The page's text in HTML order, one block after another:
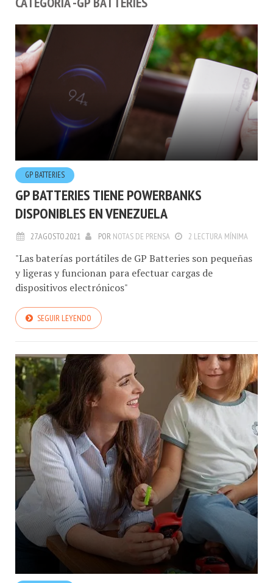
GP BATTERIES
GP BATTERIES TIENE POWERBANKS
DISPONIBLES EN VENEZUELA
27.AGOSTO.2021 POR NOTAS DE PRENSA
"Las baterías portátiles de GP Batteries son pequeñas
y ligeras y funcionan para efectuar cargas de
dispositivos electrónicos"
GP BATTERIES